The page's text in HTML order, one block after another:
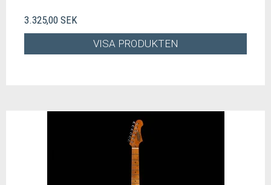
3.325,00 SEK
VISA PRODUKTEN